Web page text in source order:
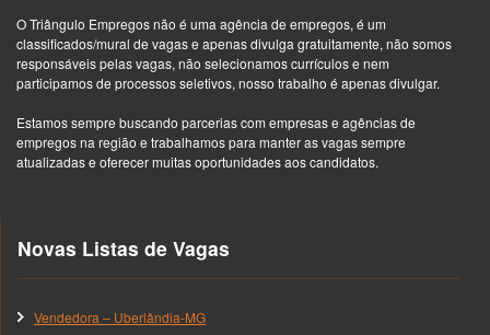
O Triângulo Empregos não é uma agência de empregos, é um
classificados/mural de vagas e apenas divulga gratuitamente, não somos
responsáveis pelas vagas, não selecionamos currículos e nem
participamos de processos seletivos, nosso trabalho é apenas divulgar.
Estamos sempre buscando parcerias com empresas e agências de
empregos na região e trabalhamos para manter as vagas sempre
atualizadas e oferecer muitas oportunidades aos candidatos.
Novas Listas de Vagas
Vendedora – Uberlândia-MG